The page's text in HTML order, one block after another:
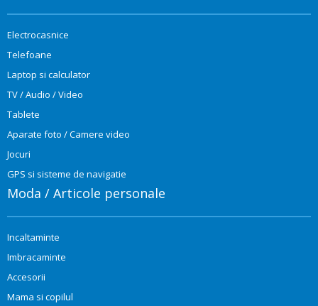
Electrocasnice
Telefoane
Laptop si calculator
TV / Audio / Video
Tablete
Aparate foto / Camere video
Jocuri
GPS si sisteme de navigatie
Moda / Articole personale
Incaltaminte
Imbracaminte
Accesorii
Mama si copilul